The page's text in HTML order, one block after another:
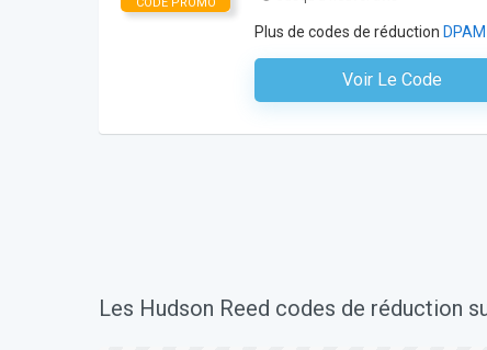
CODE PROMO
Plus de codes de réduction DPAM
Voir Le Code
Aucun Code N'est
Les Hudson Reed codes de réduction